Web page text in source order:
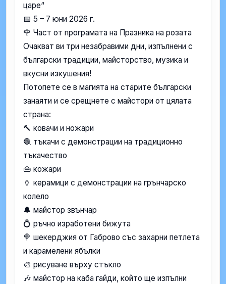
царе“
📅 5 – 7 юни 2026 г.
🌹 Част от програмата на Празника на розата
Очакват ви три незабравими дни, изпълнени с
български традиции, майсторство, музика и
вкусни изкушения!
Потопете се в магията на старите български
занаяти и се срещнете с майстори от цялата
страна:
🔨 ковачи и ножари
🧶 тъкачи с демонстрации на традиционно
тъкачество
👜 кожари
🏺 керамици с демонстрации на грънчарско
колело
🔔 майстор звънчар
💍 ръчно изработени бижута
🍭 шекерджия от Габрово със захарни петлета
и карамелени ябълки
🎨 рисуване върху стъкло
🎶 майстор на каба гайди, който ще изпълни